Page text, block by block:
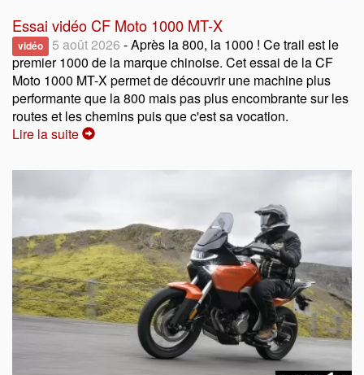
Essai vidéo CF Moto 1000 MT-X
vidéo 5 août 2026 - Après la 800, la 1000 ! Ce trail est le
premier 1000 de la marque chinoise. Cet essai de la CF
Moto 1000 MT-X permet de découvrir une machine plus
performante que la 800 mais pas plus encombrante sur les
routes et les chemins puis que c'est sa vocation.
Lire la suite